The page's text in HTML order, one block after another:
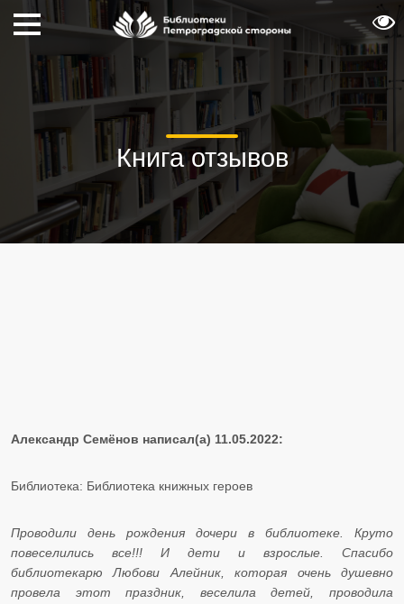
Книга отзывов
Александр Семёнов написал(а) 11.05.2022:
Библиотека: Библиотека книжных героев
Проводили день рождения дочери в библиотеке. Круто
повеселились все!!! И дети и взрослые. Спасибо
библиотекарю Любови Алейник, которая очень душевно
провела этот праздник, веселила детей, проводила